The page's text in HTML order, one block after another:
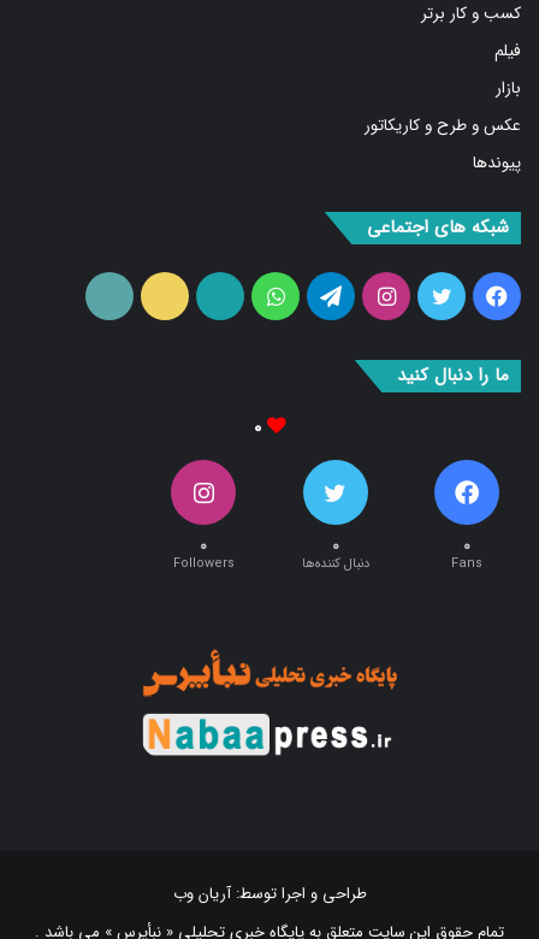
کسب و کار برتر
فیلم
بازار
عکس و طرح و کاریکاتور
پیوندها
شبکه های اجتماعی
فیس
توییتر اینستاگرامتلگرام واتس
آپارات ایتا
ما را دنبال کنید
۰
۰
Fans
۰
دنبال کننده‌ها
۰
Followers
طراحی و اجرا توسط:آریان وب
تمام حقوق این سایت متعلق به پایگاه خبری تحلیلی « نبأپرس » می باشد .